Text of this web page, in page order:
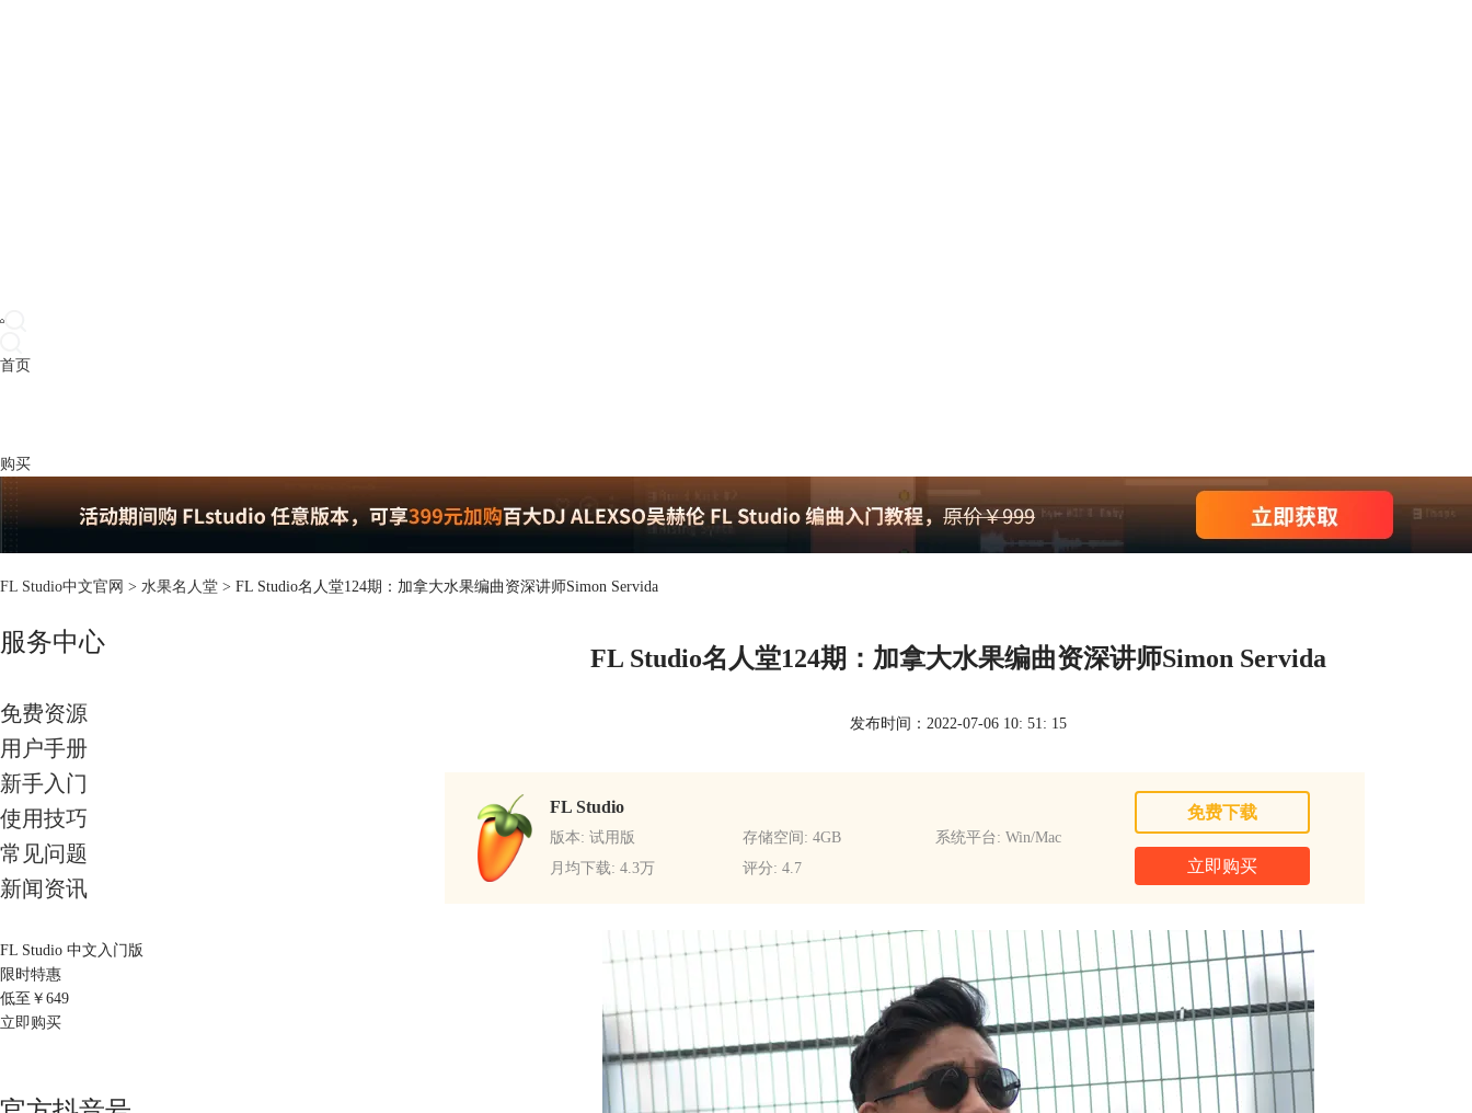
首页
购买
FL Studio中文官网 > 水果名人堂 > FL Studio名人堂124期：加拿大水果编曲资深讲师Simon Servida
服务中心
免费资源
用户手册
新手入门
使用技巧
常见问题
新闻资讯
FL Studio 中文入门版
限时特惠
低至￥ 649
立即购买
FL Studio名人堂124期：加拿大水果编曲资深讲师Simon Servida
发布时间：2022-07-06 10: 51: 15
FL Studio
版本: 试用版 存储空间: 4GB
系统平台: Win/Mac
月均下载: 4.3万
评分: 4.7
免费下载
立即购买